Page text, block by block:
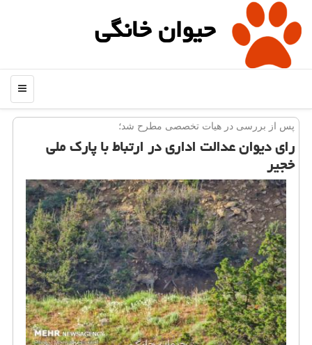
حیوان خانگی
منو
پس از بررسی در هیات تخصصی مطرح شد؛
رای دیوان عدالت اداری در ارتباط با پارك ملی
خجیر